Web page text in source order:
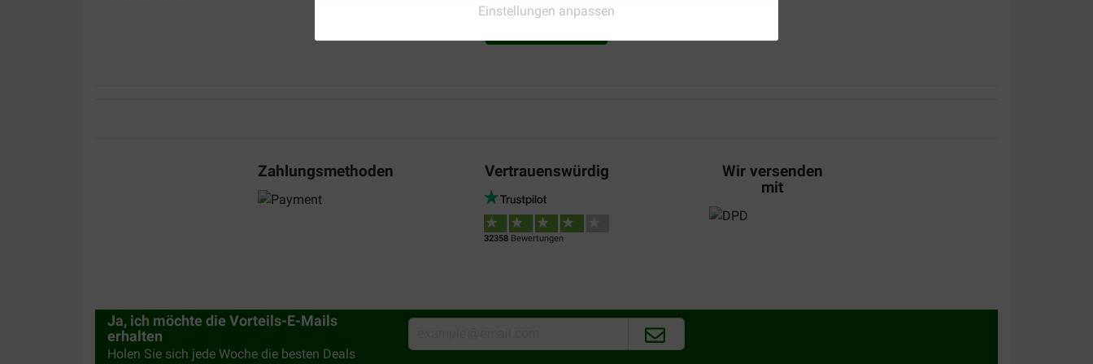
Einstellungen anpassenPrima service. Snelle levering en netjes verpakt
Translate to English
was prima opgestuurd en geleverd!! maar 2 zakken oestergrit was stuk in de
08-05-2017
Gemakkelijke bestelling, fijne bezorging en fijn materiaal om mee te werken en
Zahlungsmethoden Vertrauenswürdig
32358Bewertungen
Wir versenden
mit
Ja, ich möchte die Vorteils-E-Mails
erhalten
Holen Sie sich jede Woche die besten Deals